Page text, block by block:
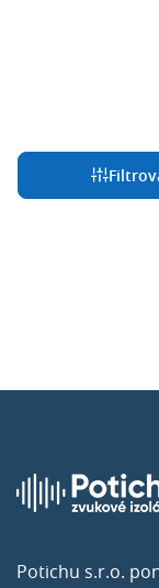
Potichu s.r.o.